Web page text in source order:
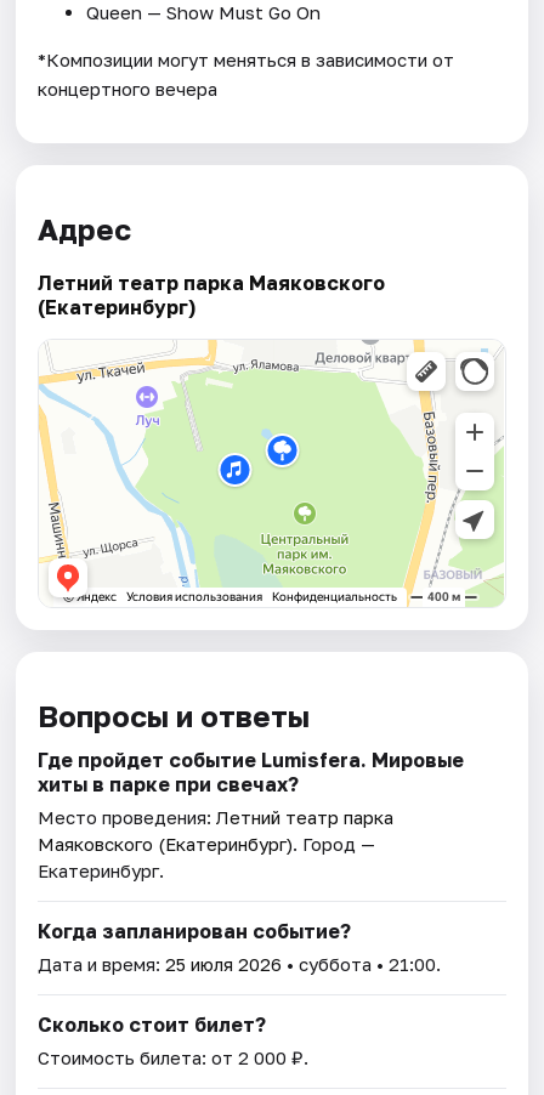
Queen — Show Must Go On
*Композиции могут меняться в зависимости от
концертного вечера
Адрес
Летний театр парка Маяковского
(Екатеринбург)
Вопросы и ответы
Где пройдет событие Lumisfera. Мировые
хиты в парке при свечах?
Место проведения: Летний театр парка
Маяковского (Екатеринбург) . Город —
Екатеринбург.
Когда запланирован событие?
Дата и время:25 июля 2026 • суббота • 21:00.
Сколько стоит билет?
Стоимость билета: от 2 000 ₽.